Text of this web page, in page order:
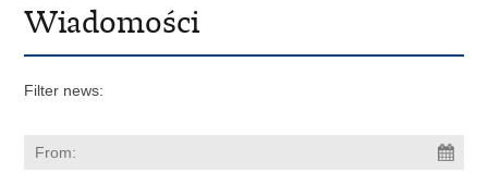
Wiadomości
Filter news: